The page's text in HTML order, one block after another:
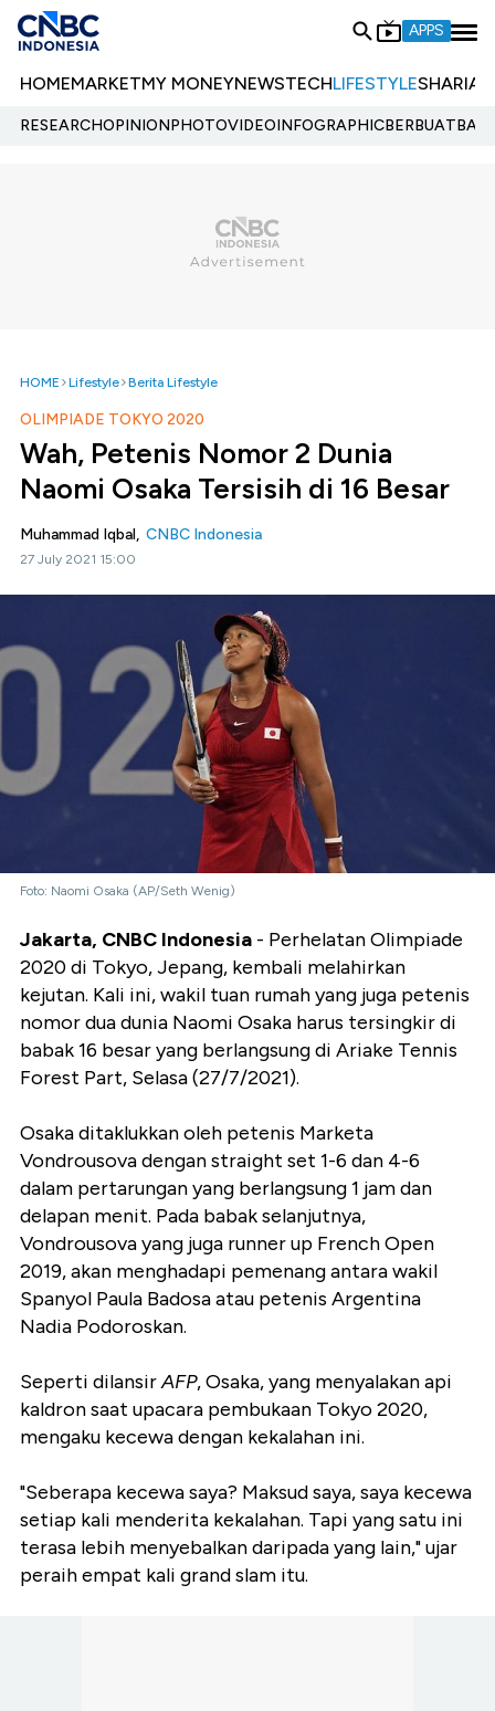
APPS
HOMEMARKETMY MONEYNEWSTECHLIFESTYLESHARIA
RESEARCHOPINIONPHOTOVIDEOINFOGRAPHIC
HOME Lifestyle Berita Lifestyle
OLIMPIADE TOKYO 2020
Wah, Petenis Nomor 2 Dunia
Naomi Osaka Tersisih di 16 Besar
Muhammad Iqbal, CNBC Indonesia
27 July 2021 15:00
Foto: Naomi Osaka (AP/Seth Wenig)
Jakarta, CNBC Indonesia - Perhelatan Olimpiade
2020 di Tokyo, Jepang, kembali melahirkan
kejutan. Kali ini, wakil tuan rumah yang juga petenis
nomor dua dunia Naomi Osaka harus tersingkir di
babak 16 besar yang berlangsung di Ariake Tennis
Forest Part, Selasa (27/7/2021).
Osaka ditaklukkan oleh petenis Marketa
Vondrousova dengan straight set 1-6 dan 4-6
dalam pertarungan yang berlangsung 1 jam dan
delapan menit. Pada babak selanjutnya,
Vondrousova yang juga runner up French Open
2019, akan menghadapi pemenang antara wakil
Spanyol Paula Badosa atau petenis Argentina
Nadia Podoroskan.
Seperti dilansirAFP, Osaka, yang menyalakan api
kaldron saat upacara pembukaan Tokyo 2020,
mengaku kecewa dengan kekalahan ini.
"Seberapa kecewa saya? Maksud saya, saya kecewa
setiap kali menderita kekalahan. Tapi yang satu ini
terasa lebih menyebalkan daripada yang lain," ujar
peraih empat kali grand slam itu.